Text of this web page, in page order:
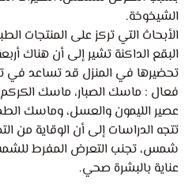
الشيخوخة.
الأبحاث التي تركز على المنتجات
البقع الداكنة تشير إلى أن هناك
تحضيرها في المنزل قد تساعد في
فعال : ماسك الصبار، ماسك
عصير الليمون والعسل، وماسك
تتجه الدراسات إلى أن الوقاية من
شمس، تجنب التعرض المفرط
عناية بالبشرة صحي.